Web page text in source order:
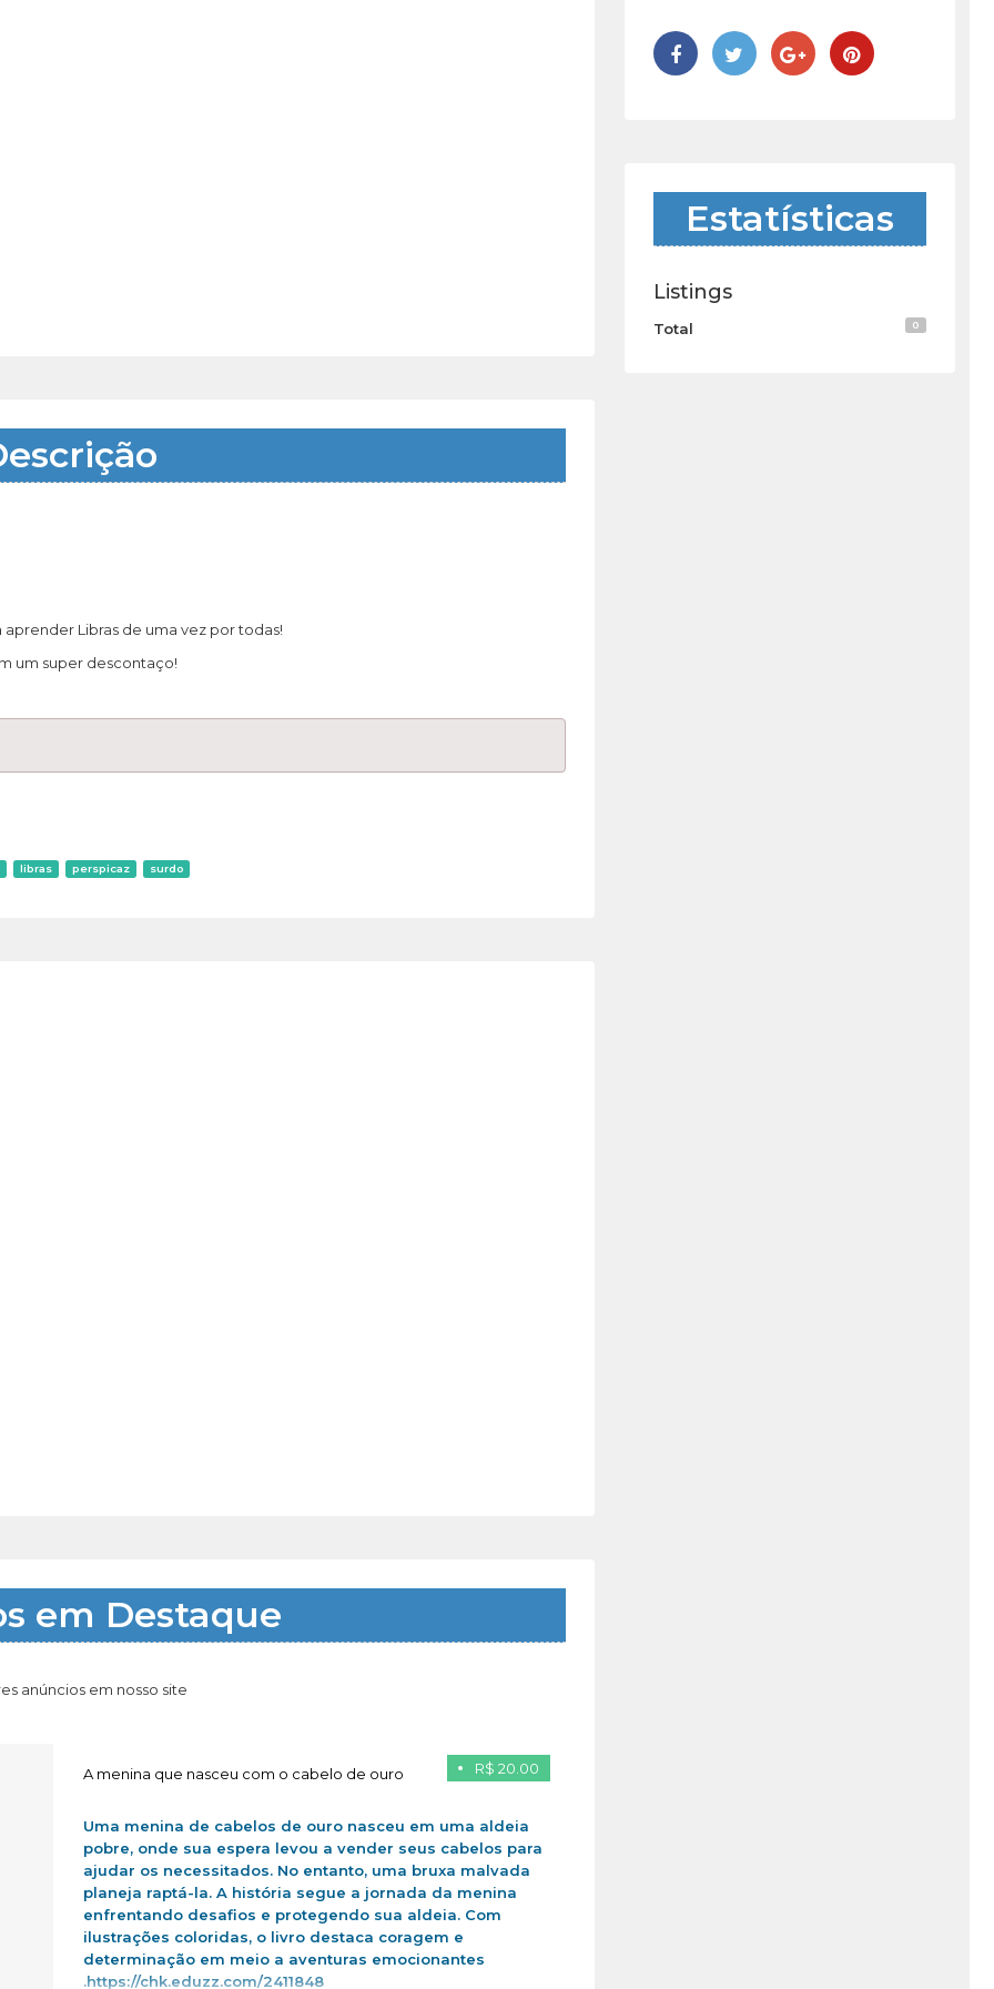
aprender Libras de uma vez por todas!
um super descontaço!
libras perspicaz surdo
em Destaque
anúncios em nosso site
R$ 20.00
A menina que nasceu com o cabelo de ouro
Uma menina de cabelos de ouro nasceu em uma aldeia
pobre, onde sua espera levou a vender seus cabelos para
ajudar os necessitados. No entanto, uma bruxa malvada
planeja raptá-la. A história segue a jornada da menina
enfrentando desafios e protegendo sua aldeia. Com
ilustrações coloridas, o livro destaca coragem e
determinação em meio a aventuras emocionantes
.https://chk.eduzz.com/2411848
Estatísticas
Listings
Total 0